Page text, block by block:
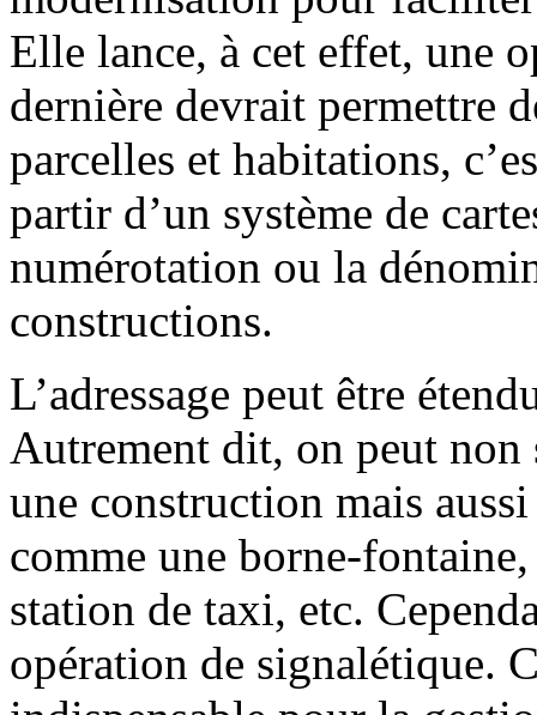
Elle lance, à cet effet, une
dernière devrait permettre
parcelles et habitations,
partir d’un système de
numérotation ou la
constructions.
L’adressage peut être
Autrement dit, on peut non
une construction mais
comme une borne-
station de taxi, etc.
opération de signalétique.